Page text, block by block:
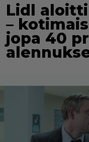
Lidl
–
jopa 40